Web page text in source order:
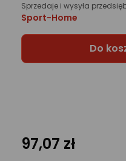
Sprzedaje i wysyła
Sport-Home
Do
97,07 zł